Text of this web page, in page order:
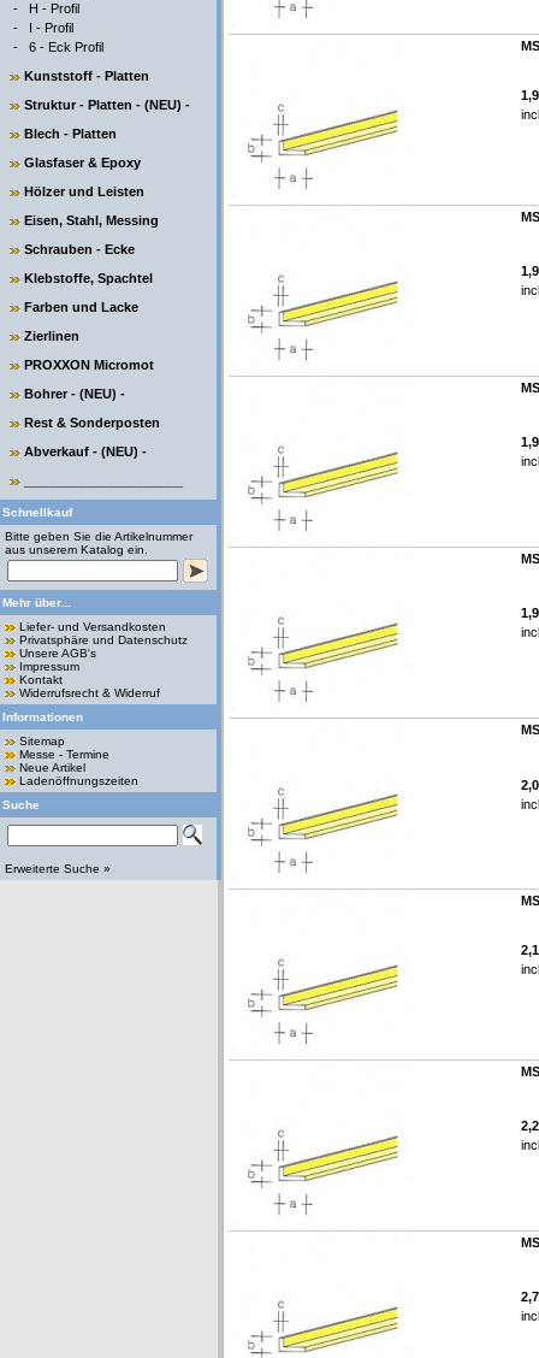
- H - Profil
- I - Profil
- 6 - Eck Profil
Kunststoff - Platten
Struktur - Platten - (NEU) -
Blech - Platten
Glasfaser & Epoxy
Hölzer und Leisten
Eisen, Stahl, Messing
Schrauben - Ecke
Klebstoffe, Spachtel
Farben und Lacke
Zierlinen
PROXXON Micromot
Bohrer - (NEU) -
Rest & Sonderposten
Abverkauf - (NEU) -
Schnellkauf
Bitte geben Sie die Artikelnummer
aus unserem Katalog ein.
Mehr über...
Liefer- und Versandkosten
Privatsphäre und Datenschutz
Unsere AGB's
Impressum
Kontakt
Widerrufsrecht & Widerruf
Informationen
Sitemap
Messe - Termine
Neue Artikel
Ladenöffnungszeiten
Suche
Erweiterte Suche »